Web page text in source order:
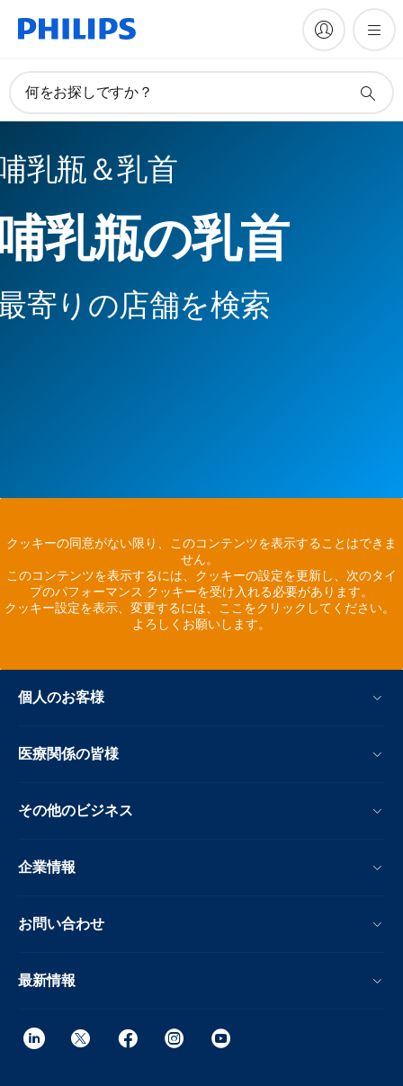
何をお探しですか？
乳瓶＆乳首
乳瓶の乳首
寄りの店舗を検索
クッキーの同意がない限り、このコンテンツを表示することはできま
せん。
このコンテンツを表示するには、クッキーの設定を更新し、次のタイ
プのパフォーマンス クッキーを受け入れる必要があります。
クッキー設定を表示、変更するには、ここをクリックしてください。
よろしくお願いします。
個人のお客様
医療関係の皆様
その他のビジネス
企業情報
お問い合わせ
最新情報